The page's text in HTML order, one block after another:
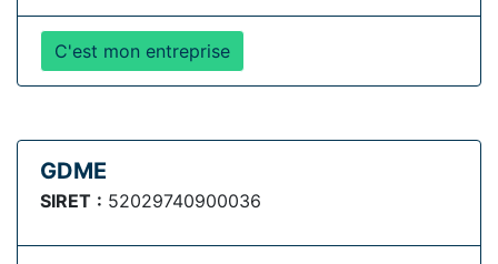
C'est mon entreprise
GDME
SIRET : 52029740900036